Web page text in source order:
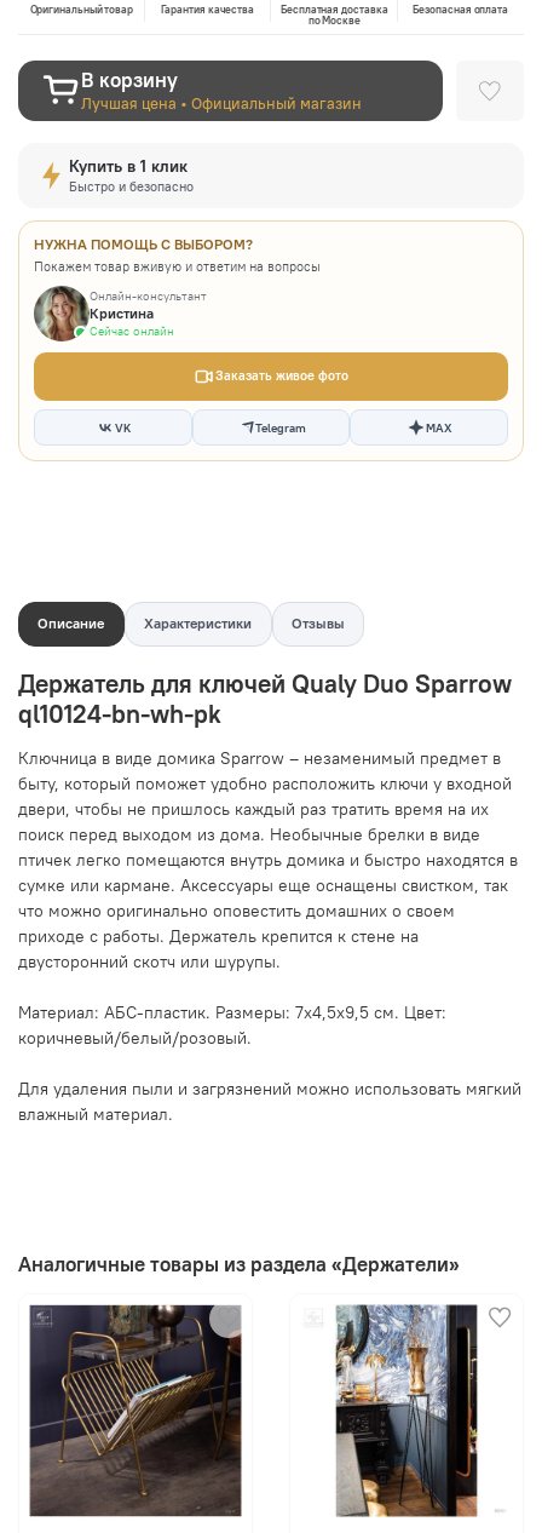
Оригинальный товар Гарантия качества
Бесплатная доставка
по Москве
Безопасная оплата
В корзину
Лучшая цена • Официальный магазин
Купить в 1 клик
Быстро и безопасно
НУЖНА ПОМОЩЬ С ВЫБОРОМ?
Покажем товар вживую и ответим на вопросы
Онлайн-консультант
Кристина
Сейчас онлайн
Заказать живое фото
VK Telegram MAX
Описание Характеристики Отзывы
Держатель для ключей Qualy Duo Sparrow
ql10124-bn-wh-pk
Ключница в виде домика Sparrow – незаменимый предмет в
быту, который поможет удобно расположить ключи у входной
двери, чтобы не пришлось каждый раз тратить время на их
поиск перед выходом из дома. Необычные брелки в виде
птичек легко помещаются внутрь домика и быстро находятся в
сумке или кармане. Аксессуары еще оснащены свистком, так
что можно оригинально оповестить домашних о своем
приходе с работы. Держатель крепится к стене на
двусторонний скотч или шурупы.
Материал: АБС-пластик. Размеры: 7х4,5х9,5 см. Цвет:
коричневый/белый/розовый.
Для удаления пыли и загрязнений можно использовать мягкий
влажный материал.
Аналогичные товары из раздела «Держатели»